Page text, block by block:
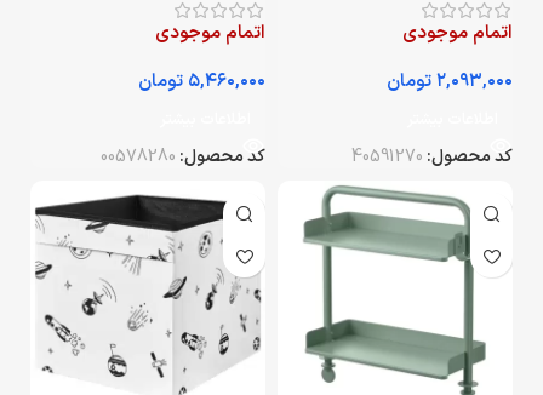
اتمام موجودی
تومان
کد محصول: 40591270
اتمام موجودی
تومان
کد محصول: 00578280